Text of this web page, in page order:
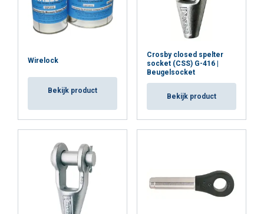
Wirelock
Bekijk product
Crosby closed spelter
socket (CSS) G-416 |
Beugelsocket
Bekijk product